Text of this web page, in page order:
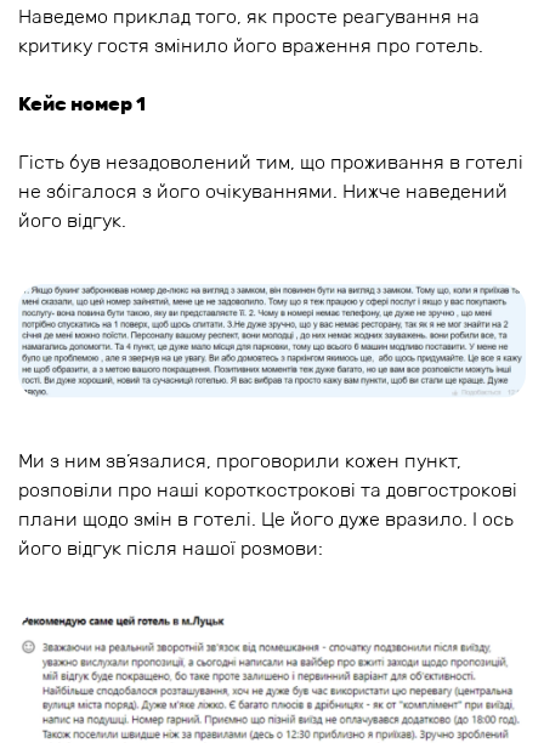
Наведемо приклад того, як просте реагування на
критику гостя змінило його враження про готель.
Кейс номер 1
Гість був незадоволений тим, що проживання в готелі
не збігалося з його очікуваннями. Нижче наведений
його відгук.
Ми з ним зв’язалися, проговорили кожен пункт,
розповіли про наші короткострокові та довгострокові
плани щодо змін в готелі. Це його дуже вразило. І ось
його відгук після нашої розмови: